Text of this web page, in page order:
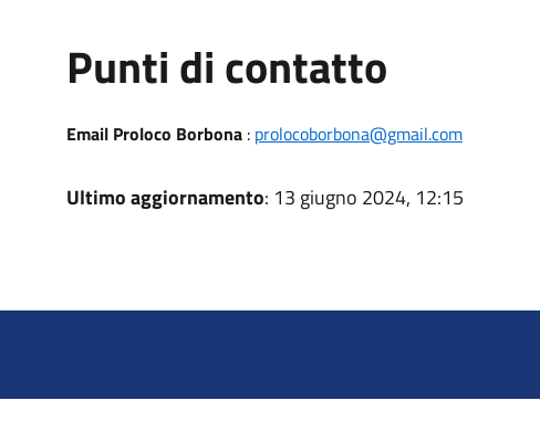
Punti di contatto
Email Proloco Borbona: prolocoborbona@gmail.com
Ultimo aggiornamento: 13 giugno 2024, 12:15